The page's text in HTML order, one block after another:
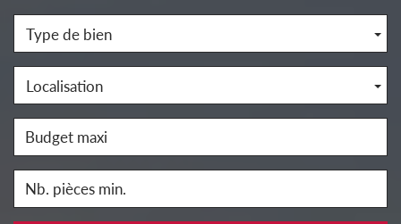
Type de bien
Localisation